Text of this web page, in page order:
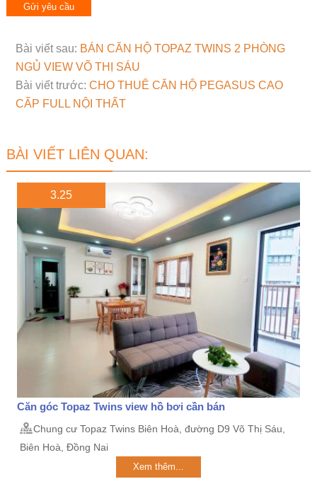
Bài viết sau: BÁN CĂN HỘ TOPAZ TWINS 2 PHÒNG
NGỦ VIEW VÕ THỊ SÁU
Bài viết trước: CHO THUÊ CĂN HỘ PEGASUS CAO
CẤP FULL NỘI THẤT
BÀI VIẾT LIÊN QUAN:
3.25
Căn góc Topaz Twins view hồ bơi cần bán
Chung cư Topaz Twins Biên Hoà, đường D9 Võ Thị Sáu,
Biên Hoà, Đồng Nai
Xem thêm...